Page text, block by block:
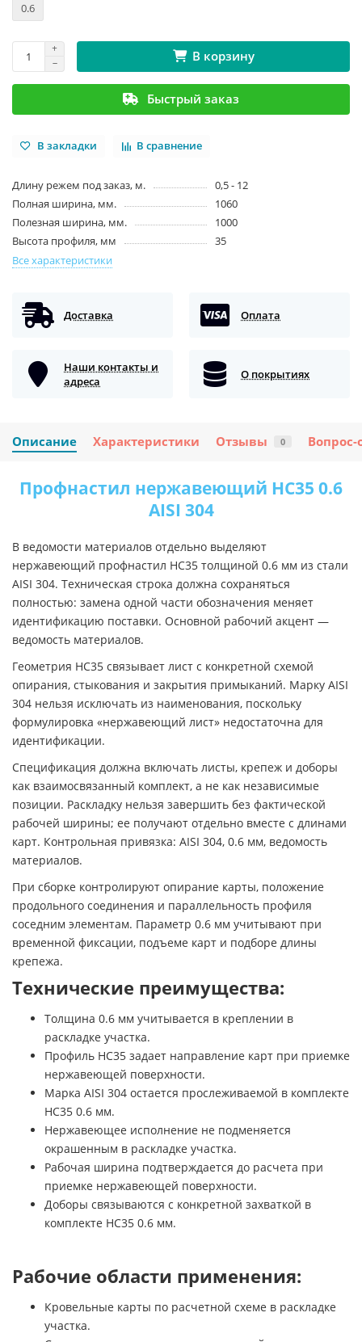
0.6
В корзину
Быстрый заказ
В закладки В сравнение
Длину режем под заказ, м.
0,5 - 12
Полная ширина, мм.
1060
Полезная ширина, мм.
1000
Высота профиля, мм
35
Все характеристики
Доставка Оплата
Наши контакты и
адреса
О покрытиях
Описание Характеристики Отзывы 0 Вопрос-
Профнастил нержавеющий НС35 0.6
AISI 304
В ведомости материалов отдельно выделяют
нержавеющий профнастил НС35 толщиной 0.6 мм из стали
AISI 304. Техническая строка должна сохраняться
полностью: замена одной части обозначения меняет
идентификацию поставки. Основной рабочий акцент —
ведомость материалов.
Геометрия НС35 связывает лист с конкретной схемой
опирания, стыкования и закрытия примыканий. Марку AISI
304 нельзя исключать из наименования, поскольку
формулировка «нержавеющий лист» недостаточна для
идентификации.
Спецификация должна включать листы, крепеж и доборы
как взаимосвязанный комплект, а не как независимые
позиции. Раскладку нельзя завершить без фактической
рабочей ширины; ее получают отдельно вместе с длинами
карт. Контрольная привязка: AISI 304, 0.6 мм, ведомость
материалов.
При сборке контролируют опирание карты, положение
продольного соединения и параллельность профиля
соседним элементам. Параметр 0.6 мм учитывают при
временной фиксации, подъеме карт и подборе длины
крепежа.
Технические преимущества:
Толщина 0.6 мм учитывается в креплении в
раскладке участка.
Профиль НС35 задает направление карт при приемке
нержавеющей поверхности.
Марка AISI 304 остается прослеживаемой в комплекте
НС35 0.6 мм.
Нержавеющее исполнение не подменяется
окрашенным в раскладке участка.
Рабочая ширина подтверждается до расчета при
приемке нержавеющей поверхности.
Доборы связываются с конкретной захваткой в
комплекте НС35 0.6 мм.
Рабочие области применения:
Кровельные карты по расчетной схеме в раскладке
участка.